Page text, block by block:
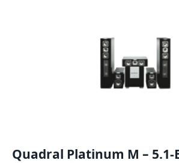
Quadral Platinum M –